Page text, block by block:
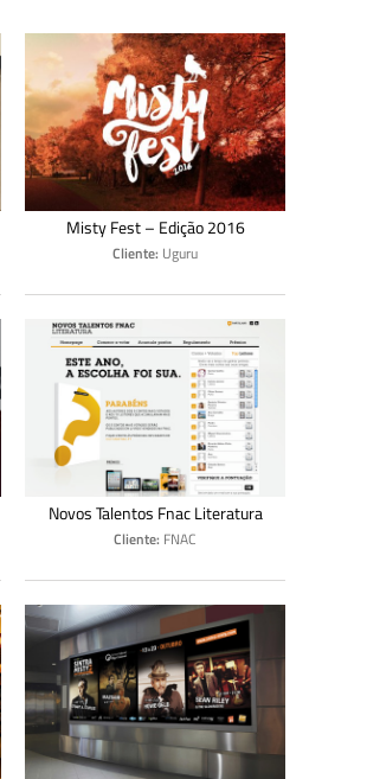
Misty Fest – Edição 2016
Cliente: Uguru
Novos Talentos Fnac Literatura
Cliente: FNAC